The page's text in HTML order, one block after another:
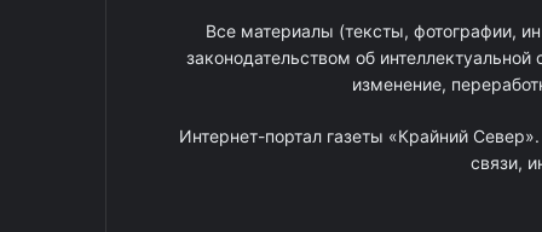
Все материалы (тексты, фотографии,
законодательством об
изменение,
Интернет-портал газеты «Крайний
связи,